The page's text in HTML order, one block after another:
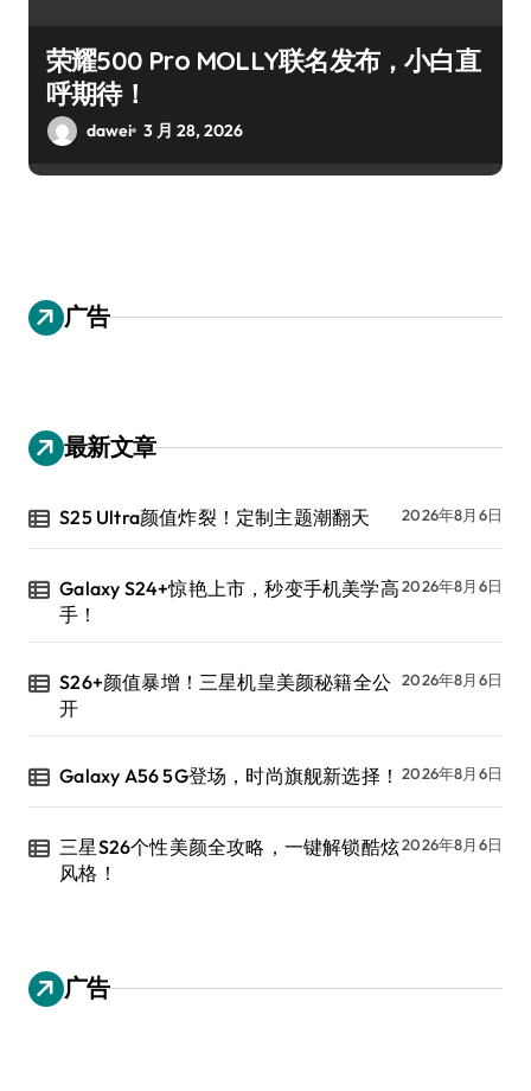
荣耀500 Pro MOLLY联名发布，小白直
呼期待！
dawei 3 月 28, 2026
广告
最新文章
S25 Ultra颜值炸裂！定制主题潮翻天 2026年8月6日
Galaxy S24+惊艳上市，秒变手机美学高
手！
2026年8月6日
S26+颜值暴增！三星机皇美颜秘籍全公
开
2026年8月6日
Galaxy A56 5G登场，时尚旗舰新选择！ 2026年8月6日
三星S26个性美颜全攻略，一键解锁酷炫
风格！
2026年8月6日
广告